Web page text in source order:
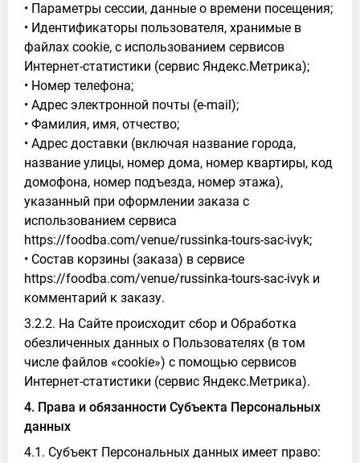
• Параметры сессии, данные о времени посещения;
• Идентификаторы пользователя, хранимые в
файлах cookie, с использованием сервисов
Интернет-статистики (сервис Яндекс.Метрика);
• Номер телефона;
• Адрес электронной почты (e-mail);
• Фамилия, имя, отчество;
• Адрес доставки (включая название города,
название улицы, номер дома, номер квартиры, код
домофона, номер подъезда, номер этажа),
указанный при оформлении заказа с
использованием сервиса
https://foodba.com/venue/russinka-tours-sac-ivyk;
• Состав корзины (заказа) в сервисе
https://foodba.com/venue/russinka-tours-sac-ivyk и
комментарий к заказу.
3.2.2. На Сайте происходит сбор и Обработка
обезличенных данных о Пользователях (в том
числе файлов «cookie») с помощью сервисов
Интернет-статистики (сервис Яндекс.Метрика).
4. Права и обязанности Субъекта Персональных
данных
4.1. Субъект Персональных данных имеет право: